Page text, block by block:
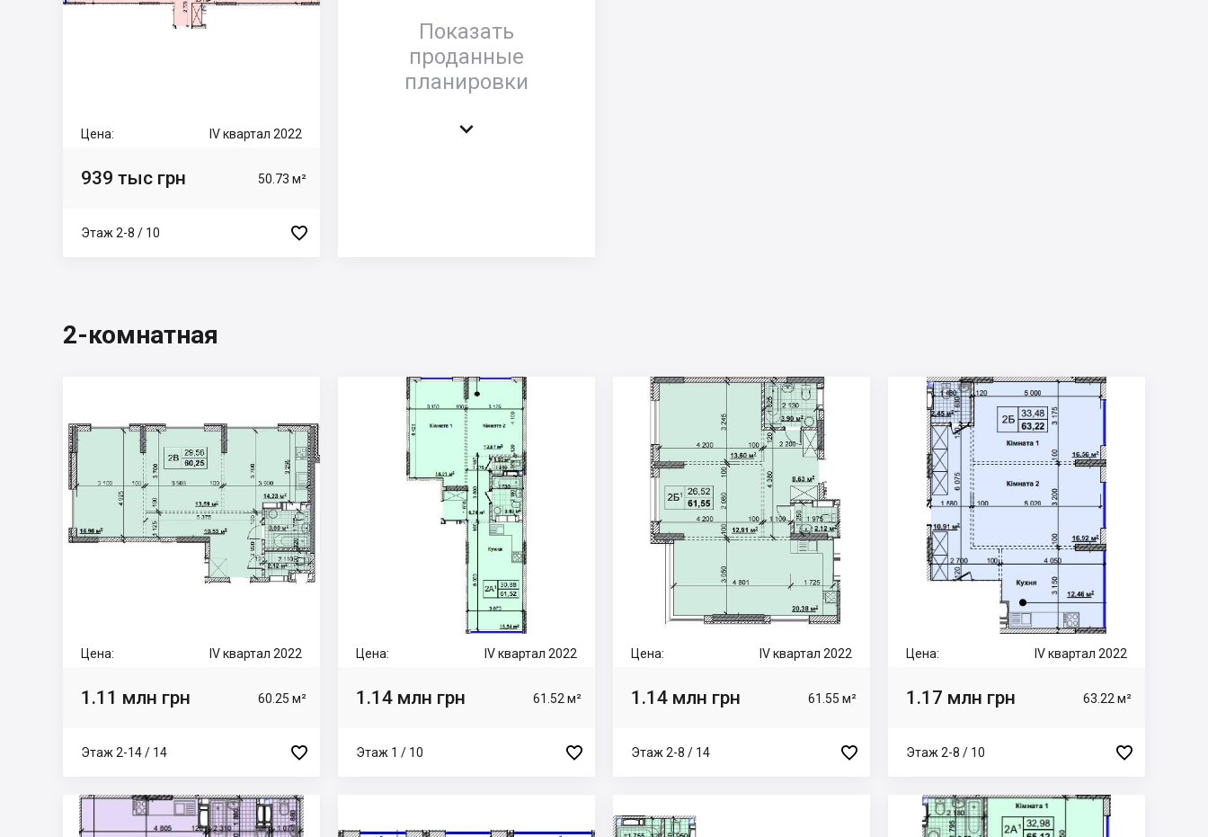
Цена: IV квартал 2022
939 тыс грн 50.73 м²
Этаж 2-8 / 10 
Показать
проданные
планировки

2-комнатная
Цена: IV квартал 2022
1.11 млн грн 60.25 м²
Этаж 2-14 / 14 
Цена: IV квартал 2022
1.14 млн грн 61.52 м²
Этаж 1 / 10 
Цена: IV квартал 2022
1.14 млн грн 61.55 м²
Этаж 2-8 / 14 
Цена: IV квартал 2022
1.17 млн грн 63.22 м²
Этаж 2-8 / 10 